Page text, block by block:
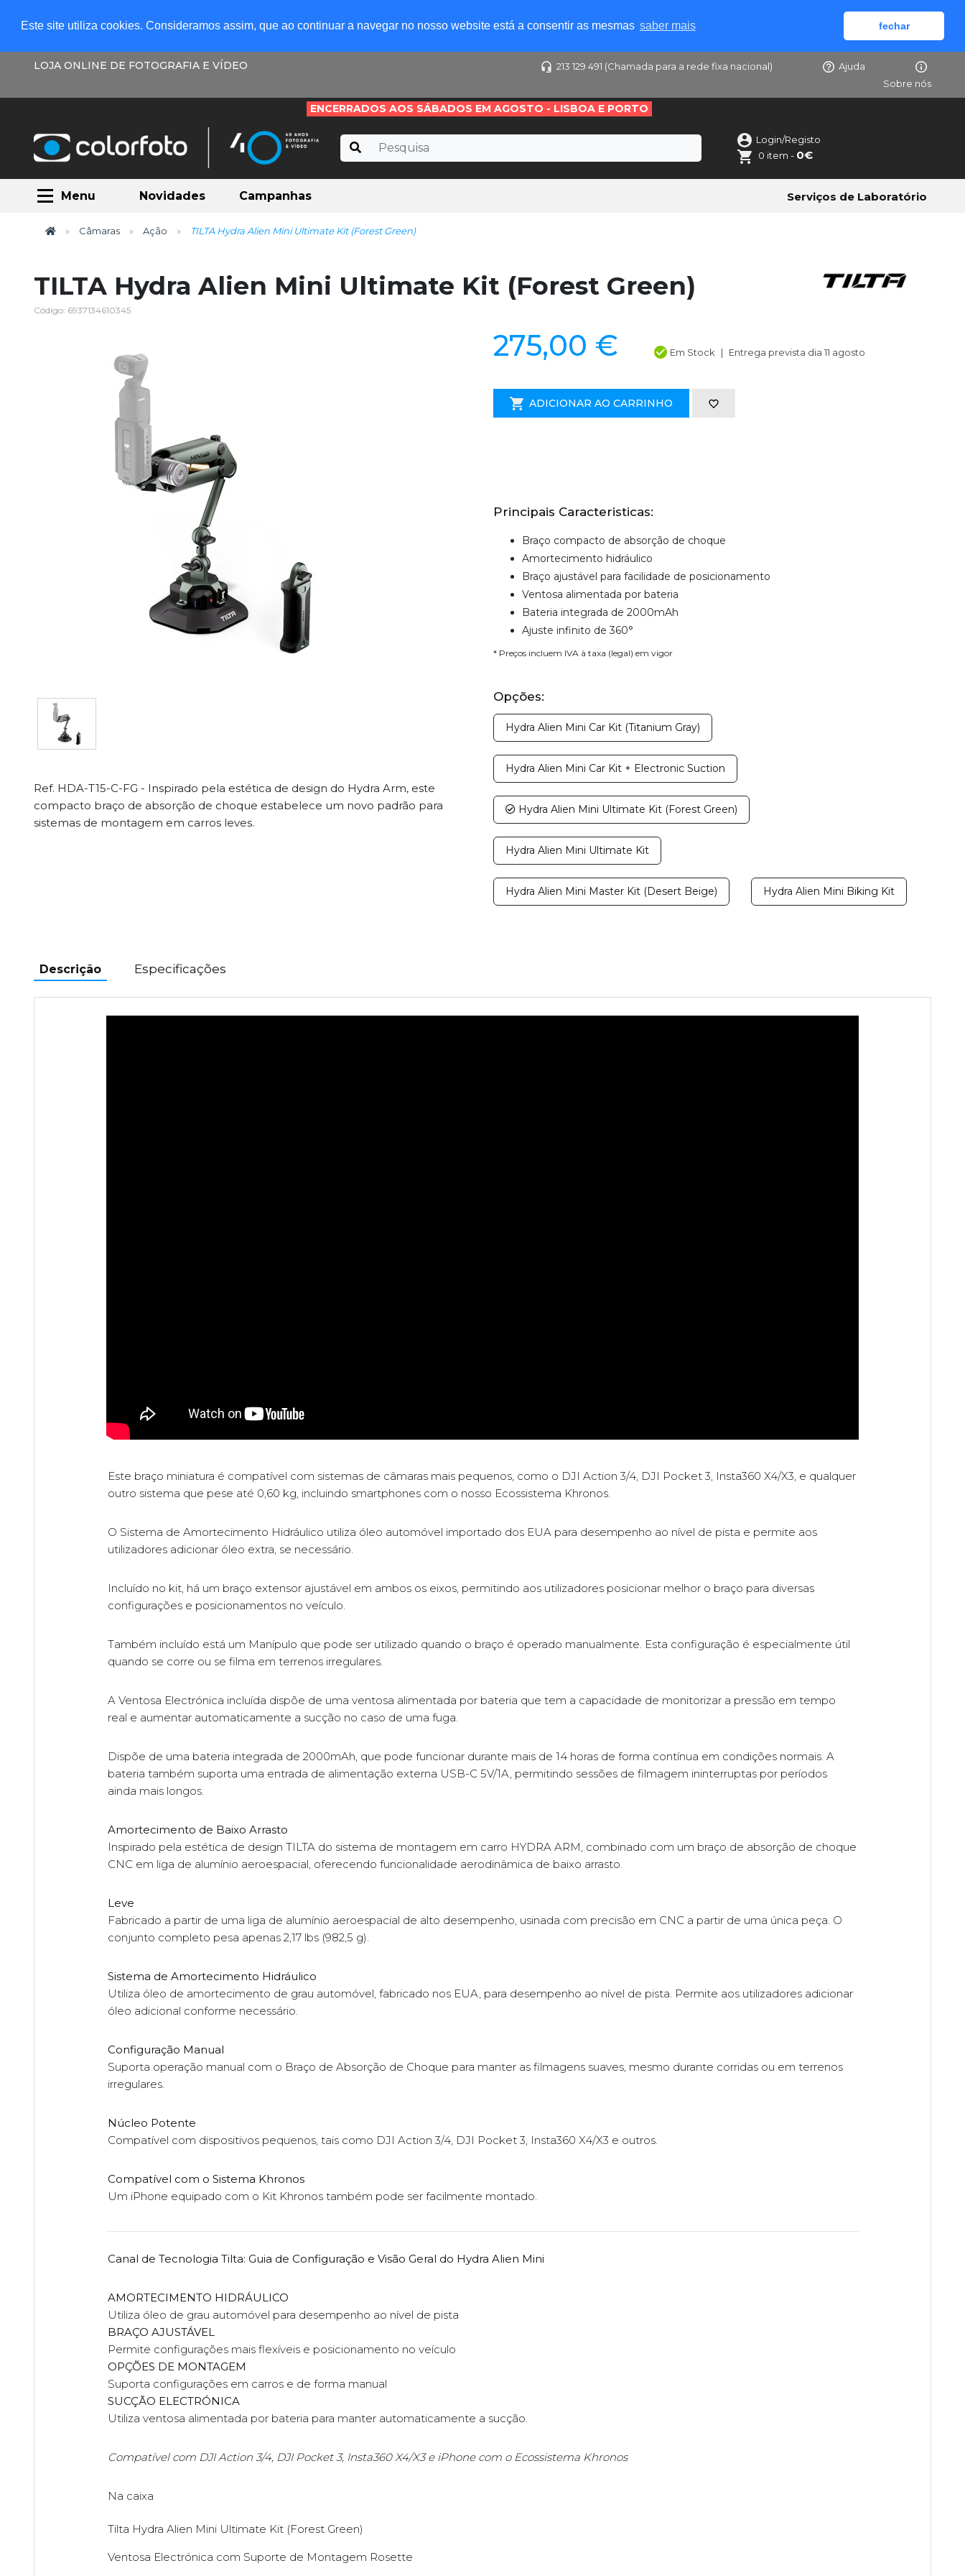
Este site utiliza cookies. Consideramos assim, que ao continuar a navegar no nosso website está a consentir as mesmas saber mais fechar
LOJA ONLINE DE FOTOGRAFIA E VÍDEO 213 129 491 (Chamada para a rede fixa nacional)
Ajuda
Sobre nós
ENCERRADOS AOS SÁBADOS EM AGOSTO - LISBOA E PORTO
Login/Registo
0 item - 0€
Menu Novidades Campanhas Serviços de Laboratório
Câmaras Ação TILTA Hydra Alien Mini Ultimate Kit (Forest Green)
TILTA Hydra Alien Mini Ultimate Kit (Forest Green)
Código: 6937134610345
Ref. HDA-T15-C-FG - Inspirado pela estética de design do Hydra Arm, este
compacto braço de absorção de choque estabelece um novo padrão para
sistemas de montagem em carros leves.
275,00 € Em Stock Entrega prevista dia 11 agosto
ADICIONAR AO CARRINHO
Principais Caracteristicas:
Braço compacto de absorção de choque
Amortecimento hidráulico
Braço ajustável para facilidade de posicionamento
Ventosa alimentada por bateria
Bateria integrada de 2000mAh
Ajuste infinito de 360°
* Preços incluem IVA à taxa (legal) em vigor
Opções:
Hydra Alien Mini Car Kit (Titanium Gray)
Hydra Alien Mini Car Kit + Electronic Suction
Hydra Alien Mini Ultimate Kit (Forest Green)
Hydra Alien Mini Ultimate Kit
Hydra Alien Mini Master Kit (Desert Beige) Hydra Alien Mini Biking Kit
Descrição Especificações
Este braço miniatura é compatível com sistemas de câmaras mais pequenos, como o DJI Action 3/4, DJI Pocket 3, Insta360 X4/X3, e qualquer
outro sistema que pese até 0,60 kg, incluindo smartphones com o nosso Ecossistema Khronos.
O Sistema de Amortecimento Hidráulico utiliza óleo automóvel importado dos EUA para desempenho ao nível de pista e permite aos
utilizadores adicionar óleo extra, se necessário.
Incluído no kit, há um braço extensor ajustável em ambos os eixos, permitindo aos utilizadores posicionar melhor o braço para diversas
configurações e posicionamentos no veículo.
Também incluído está um Manípulo que pode ser utilizado quando o braço é operado manualmente. Esta configuração é especialmente útil
quando se corre ou se filma em terrenos irregulares.
A Ventosa Electrónica incluída dispõe de uma ventosa alimentada por bateria que tem a capacidade de monitorizar a pressão em tempo
real e aumentar automaticamente a sucção no caso de uma fuga.
Dispõe de uma bateria integrada de 2000mAh, que pode funcionar durante mais de 14 horas de forma contínua em condições normais. A
bateria também suporta uma entrada de alimentação externa USB-C 5V/1A, permitindo sessões de filmagem ininterruptas por períodos
ainda mais longos.
Amortecimento de Baixo Arrasto
Inspirado pela estética de design TILTA do sistema de montagem em carro HYDRA ARM, combinado com um braço de absorção de choque
CNC em liga de alumínio aeroespacial, oferecendo funcionalidade aerodinâmica de baixo arrasto.
Leve
Fabricado a partir de uma liga de alumínio aeroespacial de alto desempenho, usinada com precisão em CNC a partir de uma única peça. O
conjunto completo pesa apenas 2,17 lbs (982,5 g).
Sistema de Amortecimento Hidráulico
Utiliza óleo de amortecimento de grau automóvel, fabricado nos EUA, para desempenho ao nível de pista. Permite aos utilizadores adicionar
óleo adicional conforme necessário.
Configuração Manual
Suporta operação manual com o Braço de Absorção de Choque para manter as filmagens suaves, mesmo durante corridas ou em terrenos
irregulares.
Núcleo Potente
Compatível com dispositivos pequenos, tais como DJI Action 3/4, DJI Pocket 3, Insta360 X4/X3 e outros.
Compatível com o Sistema Khronos
Um iPhone equipado com o Kit Khronos também pode ser facilmente montado.
Canal de Tecnologia Tilta: Guia de Configuração e Visão Geral do Hydra Alien Mini
AMORTECIMENTO HIDRÁULICO
Utiliza óleo de grau automóvel para desempenho ao nível de pista
BRAÇO AJUSTÁVEL
Permite configurações mais flexíveis e posicionamento no veículo
OPÇÕES DE MONTAGEM
Suporta configurações em carros e de forma manual
SUCÇÃO ELECTRÓNICA
Utiliza ventosa alimentada por bateria para manter automaticamente a sucção.
Compatível com DJI Action 3/4, DJI Pocket 3, Insta360 X4/X3 e iPhone com o Ecossistema Khronos
Na caixa
Tilta Hydra Alien Mini Ultimate Kit (Forest Green)
Ventosa Electrónica com Suporte de Montagem Rosette